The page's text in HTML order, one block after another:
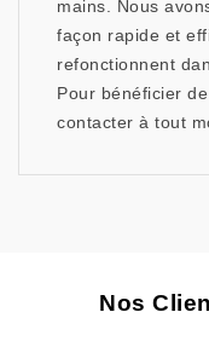
mains. Nous
façon rapide et
refonctionnent
Pour bénéficier
contacter à tout
Nos